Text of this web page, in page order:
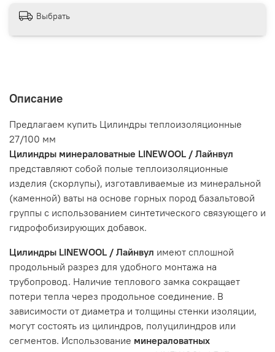
Выбрать
Описание
Предлагаем купить Цилиндры теплоизоляционные
27/100 мм
Цилиндры минераловатные LINEWOOL / Лайнвул
представляют собой полые теплоизоляционные
изделия (скорлупы), изготавливаемые из минеральной
(каменной) ваты на основе горных пород базальтовой
группы с использованием синтетического связующего и
гидрофобизирующих добавок.
Цилиндры LINEWOOL / Лайнвул имеют сплошной
продольный разрез для удобного монтажа на
трубопровод. Наличие теплового замка сокращает
потери тепла через продольное соединение. В
зависимости от диаметра и толщины стенки изоляции,
могут состоять из цилиндров, полуцилиндров или
сегментов. Использование минераловатных